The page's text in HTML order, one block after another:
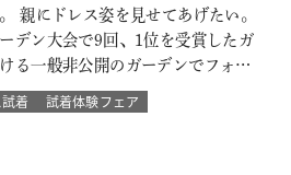
親にドレス姿を見せてあげたい。
デン大会で9回、1位を受賞したガ
る一般非公開のガーデンでフォト
ラマンと一緒に 二人以外は誰もい
トガーデンでのウェディングフォ
着
試着体験フェア